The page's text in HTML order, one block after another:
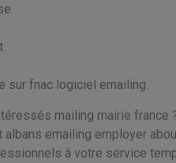
sur fnac logiciel emailing.
mailing mairie france
emailing employer
à votre service